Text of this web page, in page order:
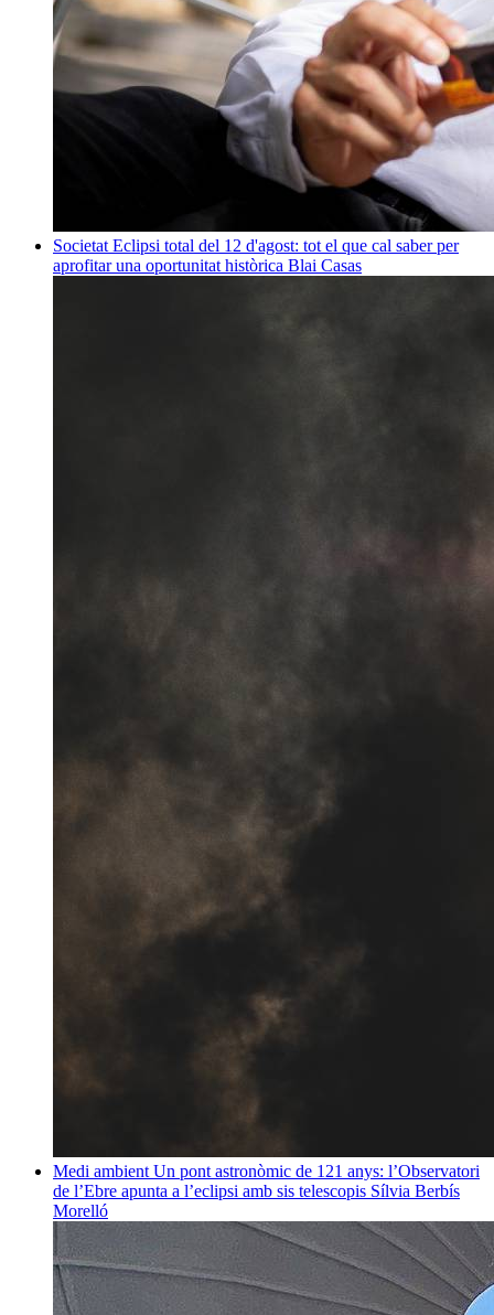
Societat Eclipsi total del 12 d'agost: tot el que cal saber per
aprofitar una oportunitat històrica Blai Casas
Medi ambient Un pont astronòmic de 121 anys: l’Observatori
de l’Ebre apunta a l’eclipsi amb sis telescopis Sílvia Berbís
Morelló